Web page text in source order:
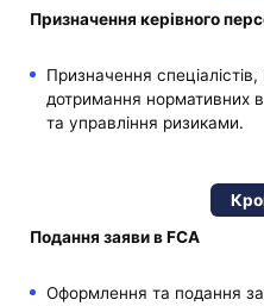
Призначення керівного
Призначення спеціалістів,
дотримання нормативних
та управління ризиками.
Подання заяви в FCA
Оформлення та подання